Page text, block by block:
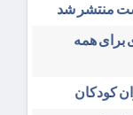
منتشر شد
برای همه
کودکان